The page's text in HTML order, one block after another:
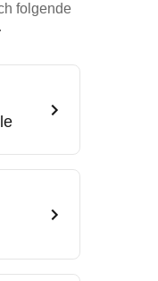
folgende